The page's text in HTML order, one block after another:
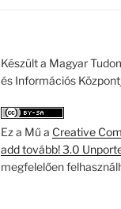
Készült a Magyar
és Információs
Ez a Mű a Creative
add tovább! 3.0
megfelelően